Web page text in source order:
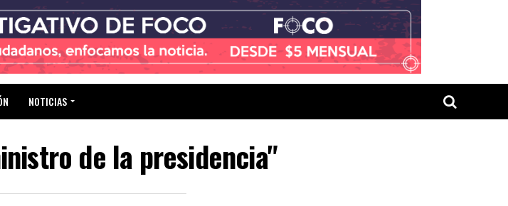
NOTICIAS
de la presidencia"